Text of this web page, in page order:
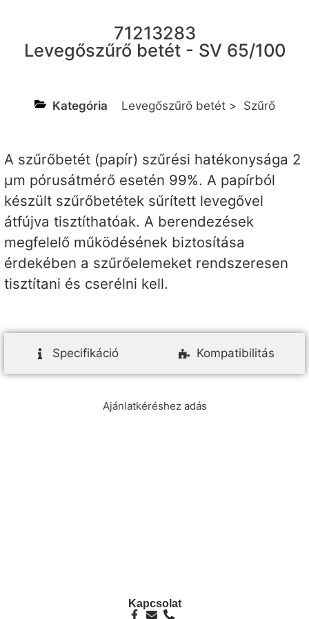
71213283
Levegőszűrő betét - SV 65/100
Kategória Levegőszűrő betét > Szűrő
A szűrőbetét (papír) szűrési hatékonysága 2
µm pórusátmérő esetén 99%. A papírból
készült szűrőbetétek sűrített levegővel
átfújva tisztíthatóak. A berendezések
megfelelő működésének biztosítása
érdekében a szűrőelemeket rendszeresen
tisztítani és cserélni kell.
Specifikáció Kompatibilitás
Ajánlatkéréshez adás
Kapcsolat